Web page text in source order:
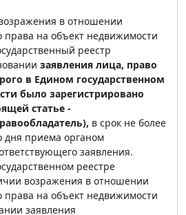
в отношении
права на объект недвижимости
реестр
заявления лица, право
в Едином государственном
было зарегистрировано
статье -
в срок не более
дня приема органом
заявления.
реестре
возражения в отношении
права на объект недвижимости
заявления